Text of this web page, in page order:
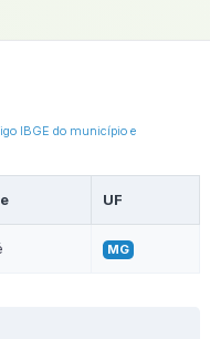
IBGE do município e
UF
MG